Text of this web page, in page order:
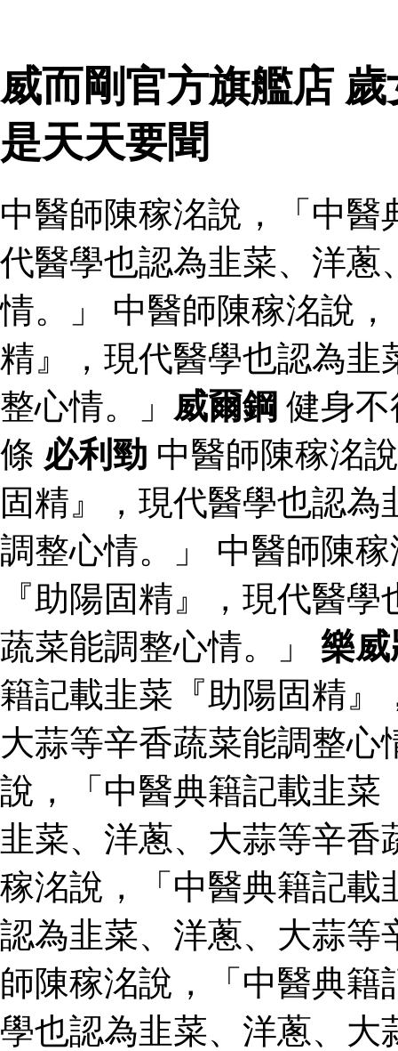
威而剛官方旗艦店
是天天要聞
中醫師陳稼洺說，「中
代醫學也認為韭菜、洋蔥
情。」 中醫師陳稼洺說
精』，現代醫學也認為韭
整心情。」 威爾鋼 健身
條 必利勁 中醫師陳稼洺
固精』，現代醫學也認
調整心情。」 中醫師陳
『助陽固精』，現代醫
蔬菜能調整心情。」 樂威
籍記載韭菜『助陽固精』
大蒜等辛香蔬菜能調整心
說，「中醫典籍記載韭菜
韭菜、洋蔥、大蒜等辛香
稼洺說，「中醫典籍記載
認為韭菜、洋蔥、大蒜等
師陳稼洺說，「中醫典
學也認為韭菜、洋蔥、大